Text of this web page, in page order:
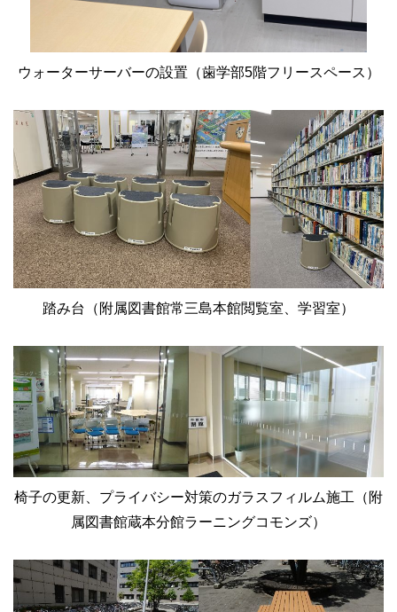
ウォーターサーバーの設置（歯学部5階フリースペース）
踏み台（附属図書館常三島本館閲覧室、学習室）
椅子の更新、プライバシー対策のガラスフィルム施工（附
属図書館蔵本分館ラーニングコモンズ）